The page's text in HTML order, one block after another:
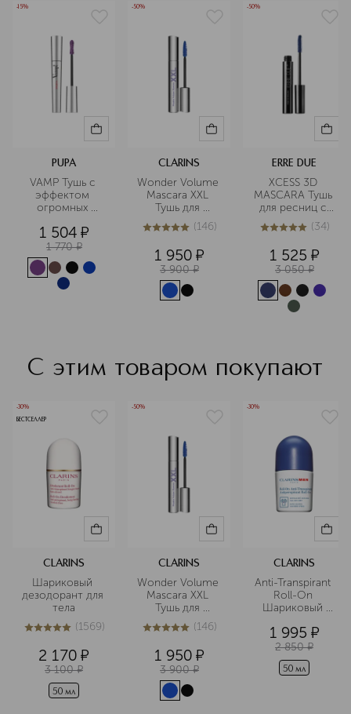
-15%
PUPA
VAMP Тушь с
эффектом
огромных
1 504 ¤
1 770 ¤
-50%
CLARINS
Wonder Volume
Mascara XXL
Тушь для
максимального
объема ресниц
4.9из5146 (146)
1 950 ¤
3 900 ¤
-50%
ERRE DUE
XCESS 3D
MASCARA Тушь
для ресниц с
3D-эффектом
4.9из534 (34)
1 525 ¤
3 050 ¤
С этим товаром покупают
-30%
БЕСТСЕЛЛЕР
CLARINS
Шариковый
дезодорант для
тела
5из 51569 (1569)
2 170 ¤
3 100 ¤
50 мл
-50%
CLARINS
Wonder Volume
Mascara XXL
Тушь для
максимального
объема ресниц
4.9из5146 (146)
1 950 ¤
3 900 ¤
-30%
CLARINS
Anti-Transpirant
Roll-On
Шариковый
антиперспирант
для мужчин
1 995 ¤
2 850 ¤
50 мл